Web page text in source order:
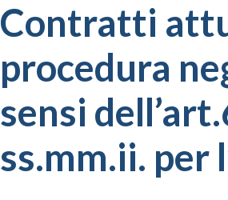
Contratti
procedura
sensi
ss.mm.ii.